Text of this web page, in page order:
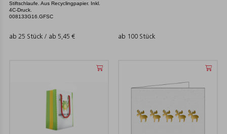
Stiftschlaufe. Aus Recyclingpapier. Inkl.
4C-Druck.
008133G16.GFSC
ab 25 Stück / ab 5,45 € ab 100 Stück